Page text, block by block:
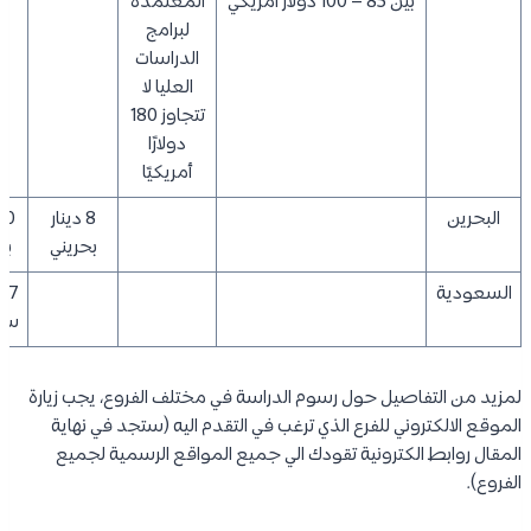
لبرامج
الدراسات
العليا لا
تتجاوز 180
دولارًا
أمريكيًا
البحرين
8 دينار
بحريني
السعودية
لمزيد من التفاصيل حول رسوم الدراسة في مختلف الفروع، يجب زيارة
الموقع الالكتروني للفرع الذي ترغب في التقدم اليه (ستجد في نهاية
المقال روابط الكترونية تقودك الي جميع المواقع الرسمية لجميع
الفروع).